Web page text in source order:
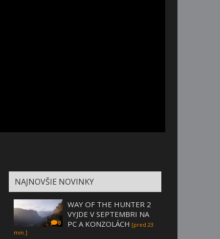
NAJNOVŠIE NOVINKY
0
WAY OF THE HUNTER 2
VYJDE V SEPTEMBRI NA
PC A KONZOLÁCH [pred 23
min.]